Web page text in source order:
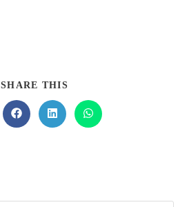
SHARE THIS